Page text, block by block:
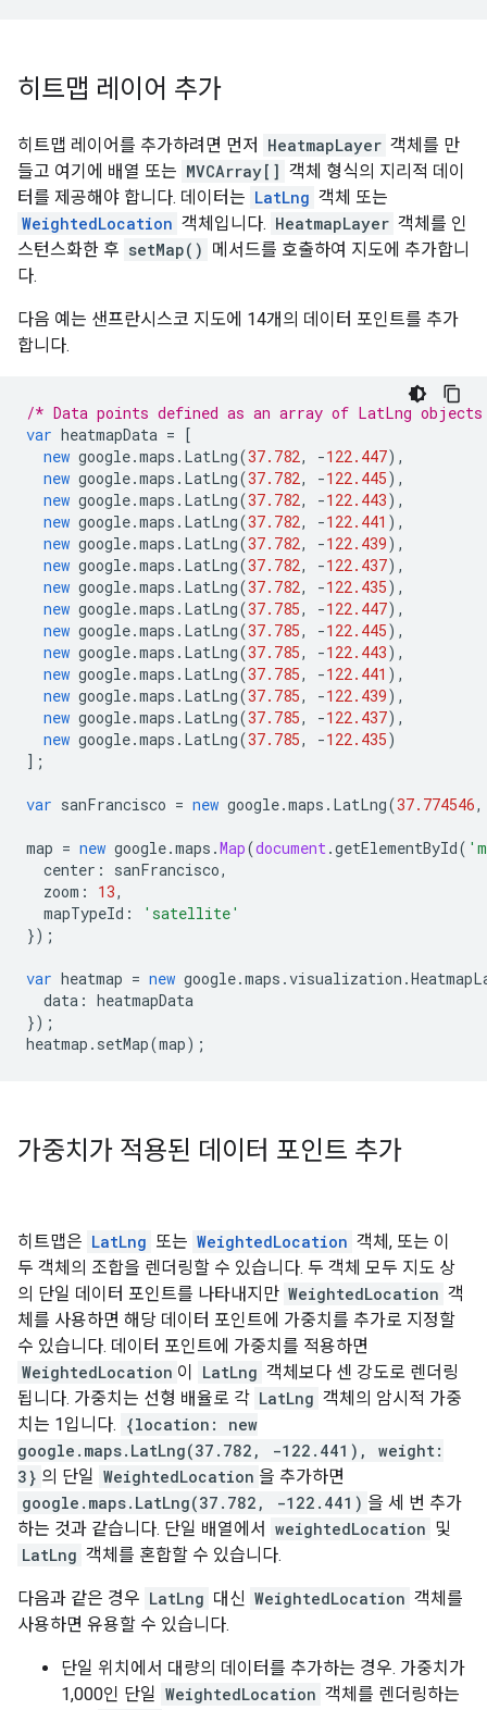
히트맵 레이어 추가
히트맵 레이어를 추가하려면 먼저 HeatmapLayer 객체를 만
들고 여기에 배열 또는 MVCArray[] 객체 형식의 지리적 데이
터를 제공해야 합니다. 데이터는 LatLng 객체 또는
WeightedLocation 객체입니다. HeatmapLayer 객체를 인
스턴스화한 후 setMap() 메서드를 호출하여 지도에 추가합니
다.
다음 예는 샌프란시스코 지도에 14개의 데이터 포인트를 추가
합니다.
/* Data points defined as an array of LatLng
var heatmapData = [
new google.maps . LatLng(37.782, -122.447),
new google.maps . LatLng(37.782, -122.445),
new google.maps . LatLng(37.782, -122.443),
new google.maps . LatLng(37.782, -122.441 ),
new google.maps . LatLng(37.782, -122.439),
new google.maps . LatLng(37.782, -122.437),
new google.maps . LatLng(37.782, -122.435),
new google.maps . LatLng(37.785, -122.447),
new google.maps . LatLng(37.785, -122.445),
new google.maps . LatLng(37.785, -122.443),
new google.maps . LatLng(37.785, -122.441 ),
new google.maps . LatLng(37.785, -122.439),
new google.maps . LatLng(37.785, -122.437),
new google.maps . LatLng(37.785, -122.435)
];
var sanFrancisco = new google.maps . LatLng(37.774546,
map = new google.maps .Map(document.getElementById(
center : sanFrancisco,
zoom : 13,
mapTypeId :
'satellite'
});
var heatmap = new google.maps .visualization .
data : heatmapData
});
heatmap . setMap(map);
가중치가 적용된 데이터 포인트 추가
히트맵은 LatLng 또는 WeightedLocation 객체, 또는 이
두 객체의 조합을 렌더링할 수 있습니다. 두 객체 모두 지도 상
의 단일 데이터 포인트를 나타내지만 WeightedLocation 객
체를 사용하면 해당 데이터 포인트에 가중치를 추가로 지정할
수 있습니다. 데이터 포인트에 가중치를 적용하면
WeightedLocation 이 LatLng 객체보다 센 강도로 렌더링
됩니다. 가중치는 선형 배율로 각 LatLng 객체의 암시적 가중
치는 1입니다. {location: new
google.maps.LatLng(37.782, -122.441), weight:
3} 의 단일 WeightedLocation 을 추가하면
google.maps.LatLng(37.782, -122.441) 을 세 번 추가
하는 것과 같습니다. 단일 배열에서 weightedLocation 및
LatLng 객체를 혼합할 수 있습니다.
다음과 같은 경우 LatLng 대신 WeightedLocation 객체를
사용하면 유용할 수 있습니다.
단일 위치에서 대량의 데이터를 추가하는 경우. 가중치가
1,000인 단일 WeightedLocation 객체를 렌더링하는